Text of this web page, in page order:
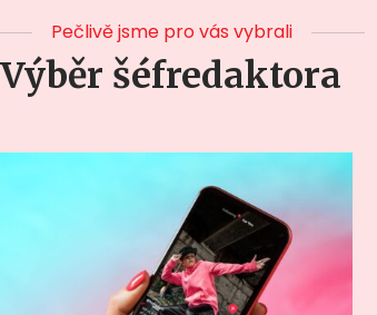
Pečlivě jsme pro vás vybrali
Výběr šéfredaktora